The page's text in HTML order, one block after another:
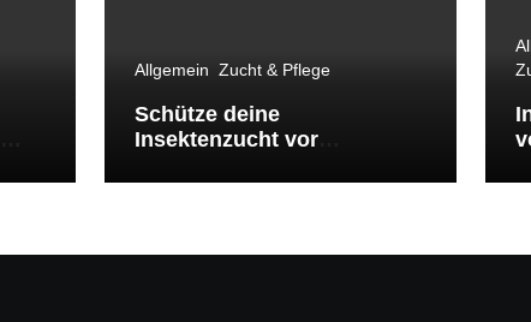
Allgemein Zucht & Pflege
Schütze deine
Insektenzucht vor
Mücken, Fliegen & Co. fern